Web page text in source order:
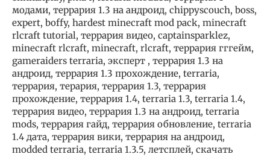
модами, террария 1.3 на андроид, chippyscouch, boss,
expert, boffy, hardest minecraft mod pack, minecraft
rlcraft tutorial, террария видео, captainsparklez,
minecraft rlcraft, minecraft, rlcraft, террария гггейм,
gameraiders terraria, эксперт , террария 1.3 на
андроид, террария 1.3 прохождение, terraria,
террария, терария, террария 1.3, террария
прохождение, террария 1.4, terraria 1.3, terraria 1.4,
террария видео, террария 1.3 на андроид, terraria
mods, террария гайд, террария обновление, terraria
1.4 дата, террария вики, террария на андроид,
modded terraria, terraria 1.3.5, летсплей, скачать